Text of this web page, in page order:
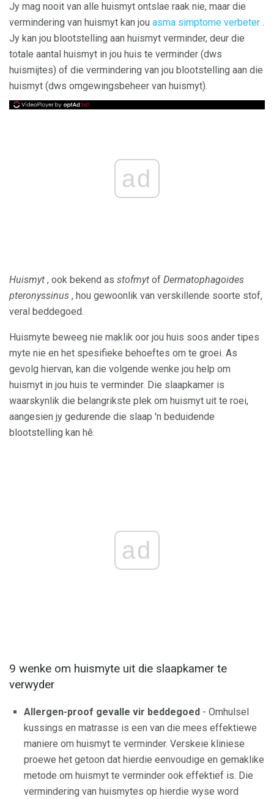
Jy mag nooit van alle huismyt ontslae raak nie, maar die
vermindering van huismyt kan jou asma simptome verbeter .
Jy kan jou blootstelling aan huismyt verminder, deur die
totale aantal huismyt in jou huis te verminder (dws
huismijtes) of die vermindering van jou blootstelling aan die
huismyt (dws omgewingsbeheer van huismyt).
ad
Huismyt , ook bekend as stofmyt of Dermatophagoides
pteronyssinus , hou gewoonlik van verskillende soorte stof,
veral beddegoed.
Huismyte beweeg nie maklik oor jou huis soos ander tipes
myte nie en het spesifieke behoeftes om te groei. As
gevolg hiervan, kan die volgende wenke jou help om
huismyt in jou huis te verminder. Die slaapkamer is
waarskynlik die belangrikste plek om huismyt uit te roei,
aangesien jy gedurende die slaap 'n beduidende
blootstelling kan hê.
ad
9 wenke om huismyte uit die slaapkamer te
verwyder
Allergen-proof gevalle vir beddegoed - Omhulsel
kussings en matrasse is een van die mees effektiewe
maniere om huismyt te verminder. Verskeie kliniese
proewe het getoon dat hierdie eenvoudige en gemaklike
metode om huismyt te verminder ook effektief is. Die
vermindering van huismytes op hierdie wyse word